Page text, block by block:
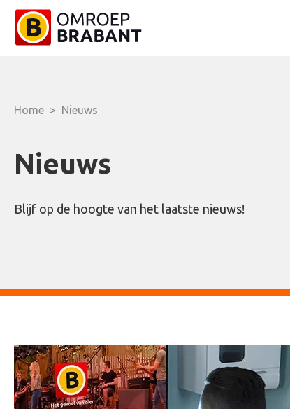
Home > Nieuws
Nieuws
Blijf op de hoogte van het laatste nieuws!